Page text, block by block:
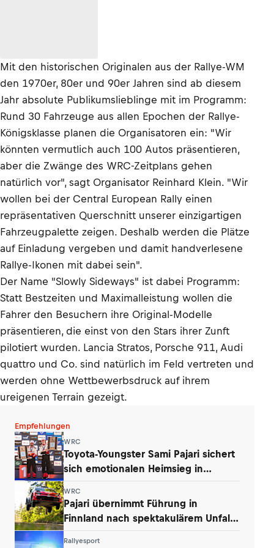
Mit den historischen Originalen aus der Rallye-WM
den 1970er, 80er und 90er Jahren sind ab diesem
Jahr absolute Publikumslieblinge mit im Programm:
Rund 30 Fahrzeuge aus allen Epochen der Rallye-
Königsklasse planen die Organisatoren ein: "Wir
könnten vermutlich auch 100 Autos präsentieren,
aber die Zwänge des WRC-Zeitplans gehen
natürlich vor", sagt Organisator Reinhard Klein. "Wir
wollen bei der Central European Rally einen
repräsentativen Querschnitt unserer einzigartigen
Fahrzeugpalette zeigen. Deshalb werden die Plätze
auf Einladung vergeben und damit handverlesene
Rallye-Ikonen mit dabei sein".
Der Name "Slowly Sideways" ist dabei Programm:
Statt Bestzeiten und Maximalleistung wollen die
Fahrer den Besuchern ihre Original-Modelle
präsentieren, die einst von den Stars ihrer Zunft
pilotiert wurden. Lancia Stratos, Porsche 911, Audi
quattro und Co. sind natürlich im Feld vertreten und
werden ohne Wettbewerbsdruck auf ihrem
ureigenen Terrain gezeigt.
Empfehlungen
WRC
Toyota-Youngster Sami Pajari sichert
sich emotionalen Heimsieg in
WRC
Pajari übernimmt Führung in
Finnland nach spektakulärem Unfall
Rallyesport